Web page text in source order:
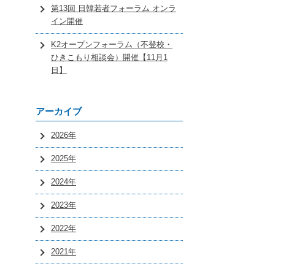
第13回 日韓若者フォーラム オンラ
イン開催
K2オープンフォーラム（不登校・
ひきこもり相談会）開催【11月1
日】
アーカイブ
2026年
2025年
2024年
2023年
2022年
2021年